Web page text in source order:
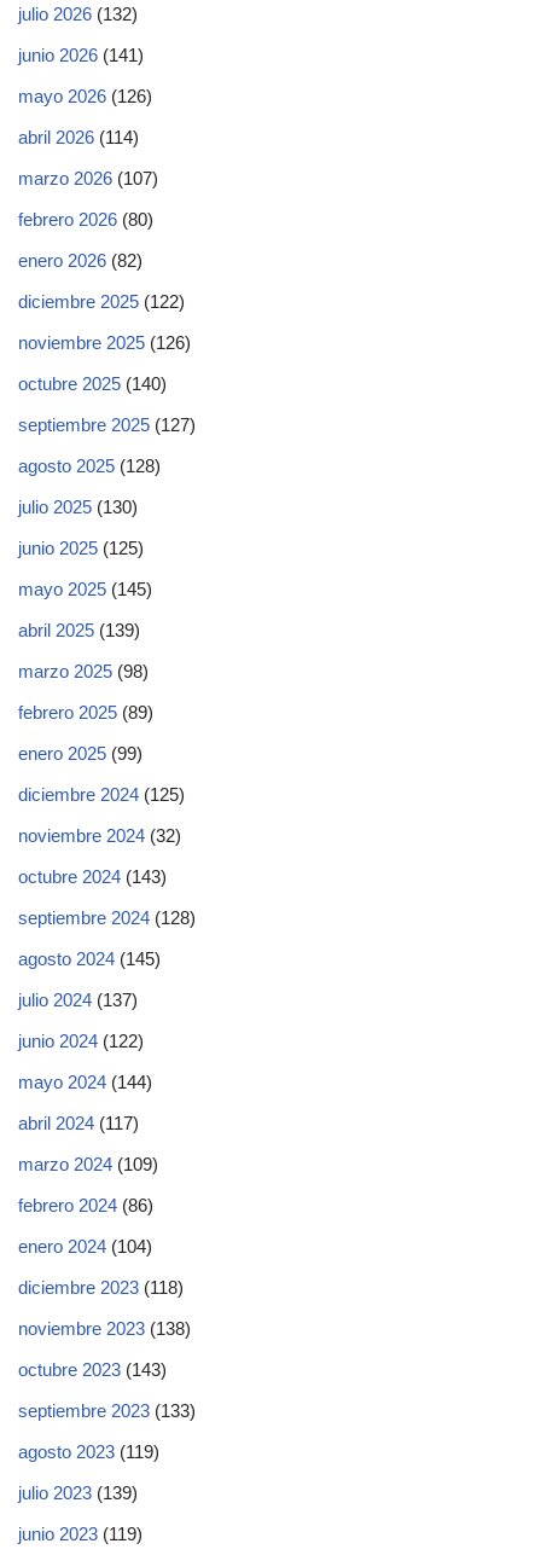
julio 2026 (132)
junio 2026 (141)
mayo 2026 (126)
abril 2026 (114)
marzo 2026 (107)
febrero 2026 (80)
enero 2026 (82)
diciembre 2025 (122)
noviembre 2025 (126)
octubre 2025 (140)
septiembre 2025 (127)
agosto 2025 (128)
julio 2025 (130)
junio 2025 (125)
mayo 2025 (145)
abril 2025 (139)
marzo 2025 (98)
febrero 2025 (89)
enero 2025 (99)
diciembre 2024 (125)
noviembre 2024 (32)
octubre 2024 (143)
septiembre 2024 (128)
agosto 2024 (145)
julio 2024 (137)
junio 2024 (122)
mayo 2024 (144)
abril 2024 (117)
marzo 2024 (109)
febrero 2024 (86)
enero 2024 (104)
diciembre 2023 (118)
noviembre 2023 (138)
octubre 2023 (143)
septiembre 2023 (133)
agosto 2023 (119)
julio 2023 (139)
junio 2023 (119)